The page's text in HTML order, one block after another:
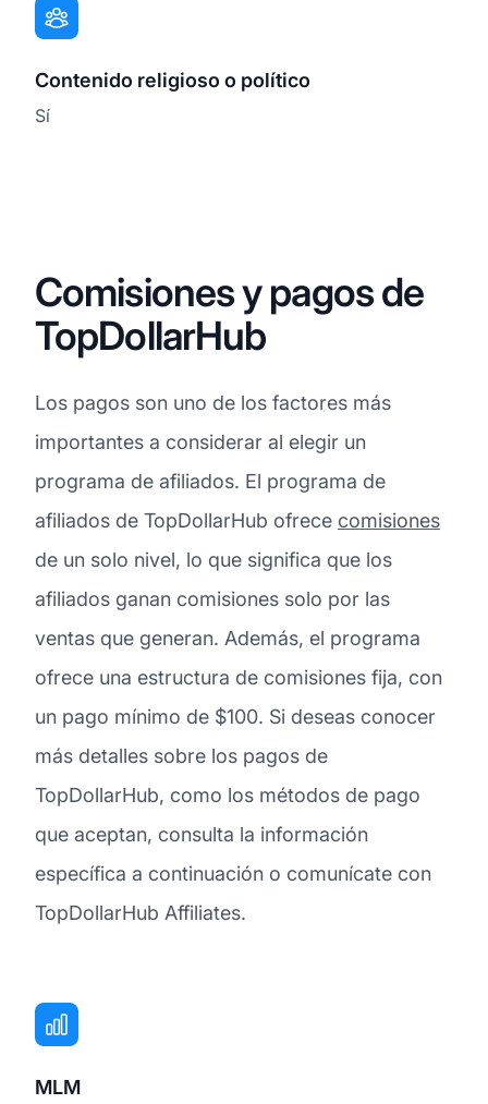
Contenido religioso o político
Sí
Comisiones y pagos de
TopDollarHub
Los pagos son uno de los factores más
importantes a considerar al elegir un
programa de afiliados. El programa de
afiliados de TopDollarHub ofrece comisiones
de un solo nivel, lo que significa que los
afiliados ganan comisiones solo por las
ventas que generan. Además, el programa
ofrece una estructura de comisiones fija, con
un pago mínimo de $100. Si deseas conocer
más detalles sobre los pagos de
TopDollarHub, como los métodos de pago
que aceptan, consulta la información
específica a continuación o comunícate con
TopDollarHub Affiliates.
MLM